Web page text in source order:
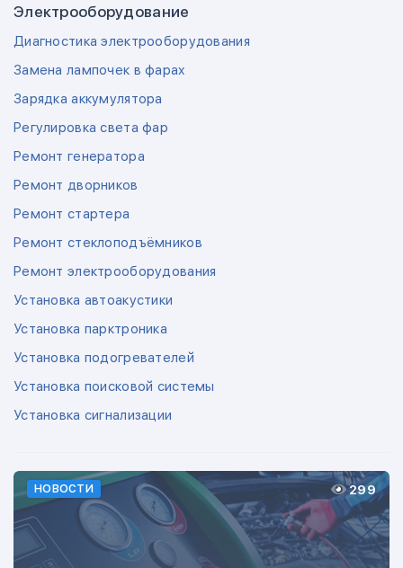
Электрооборудование
Диагностика электрооборудования
Замена лампочек в фарах
Зарядка аккумулятора
Регулировка света фар
Ремонт генератора
Ремонт дворников
Ремонт стартера
Ремонт стеклоподъёмников
Ремонт электрооборудования
Установка автоакустики
Установка парктроника
Установка подогревателей
Установка поисковой системы
Установка сигнализации
НОВОСТИ 299